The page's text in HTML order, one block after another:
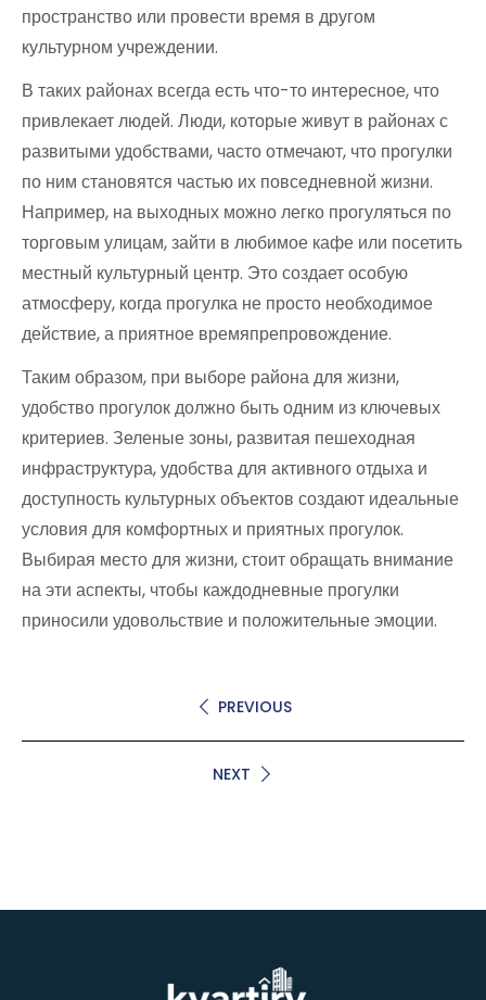
пространство или провести время в другом
культурном учреждении.
В таких районах всегда есть что-то интересное, что
привлекает людей. Люди, которые живут в районах с
развитыми удобствами, часто отмечают, что прогулки
по ним становятся частью их повседневной жизни.
Например, на выходных можно легко прогуляться по
торговым улицам, зайти в любимое кафе или посетить
местный культурный центр. Это создает особую
атмосферу, когда прогулка не просто необходимое
действие, а приятное времяпрепровождение.
Таким образом, при выборе района для жизни,
удобство прогулок должно быть одним из ключевых
критериев. Зеленые зоны, развитая пешеходная
инфраструктура, удобства для активного отдыха и
доступность культурных объектов создают идеальные
условия для комфортных и приятных прогулок.
Выбирая место для жизни, стоит обращать внимание
на эти аспекты, чтобы каждодневные прогулки
приносили удовольствие и положительные эмоции.
PREVIOUS
NEXT